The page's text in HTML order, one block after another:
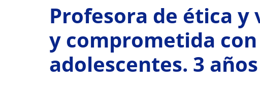
Profesora de ética
y comprometida
adolescentes. 3